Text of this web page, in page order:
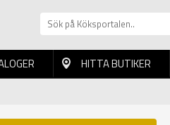
HITTA BUTIKER